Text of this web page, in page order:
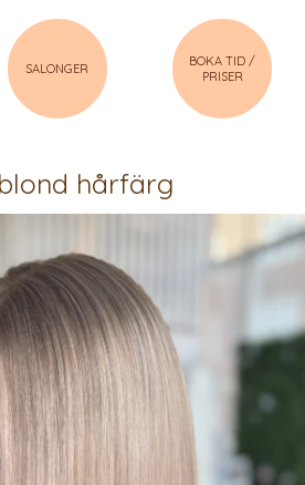
SALONGER
BOKA TID /
PRISER
hårfärg